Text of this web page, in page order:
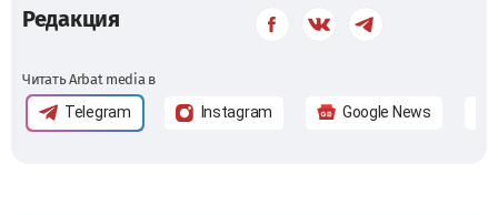
Редакция
Читать Arbat media в
Telegram Instagram Google News